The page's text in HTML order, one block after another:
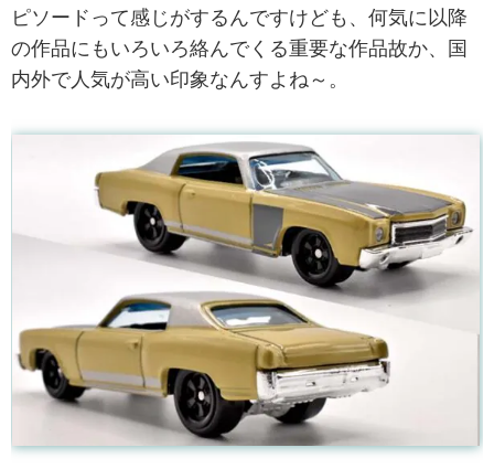
ピソードって感じがするんですけども、何気に以降
の作品にもいろいろ絡んでくる重要な作品故か、国
内外で人気が高い印象なんすよね～。